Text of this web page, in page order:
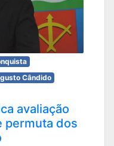
Cândido
avaliação
permuta dos